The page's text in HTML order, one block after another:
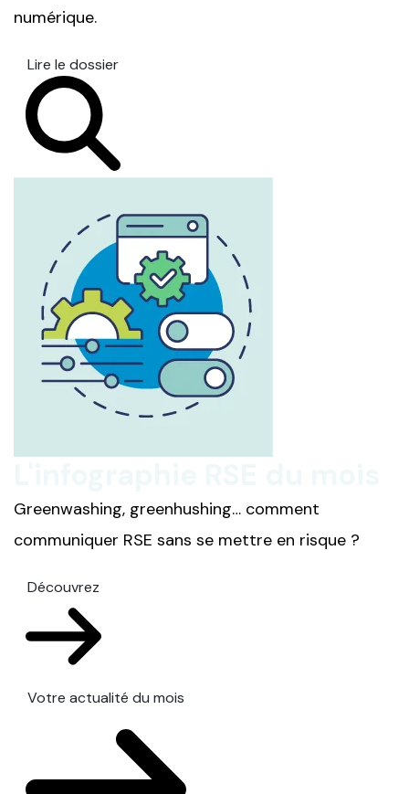
numérique.
Lire le dossier
Greenwashing, greenhushing… comment
communiquer RSE sans se mettre en risque ?
Découvrez
Votre actualité du mois